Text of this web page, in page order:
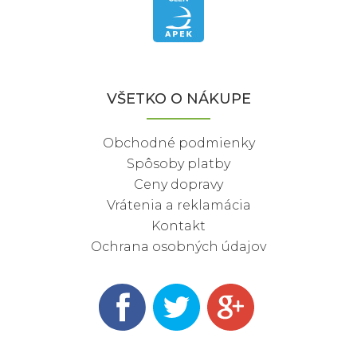
VŠETKO O NÁKUPE
Obchodné podmienky
Spôsoby platby
Ceny dopravy
Vrátenia a reklamácia
Kontakt
Ochrana osobných údajov